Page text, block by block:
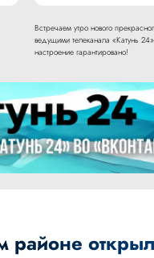
Встречаем утро нового
ведущими телеканала «Катунь
настроение гарантировано!
районе